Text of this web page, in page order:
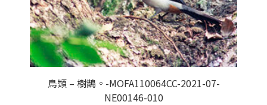
鳥類 – 樹鵲。-MOFA110064CC-2021-07-
NE00146-010